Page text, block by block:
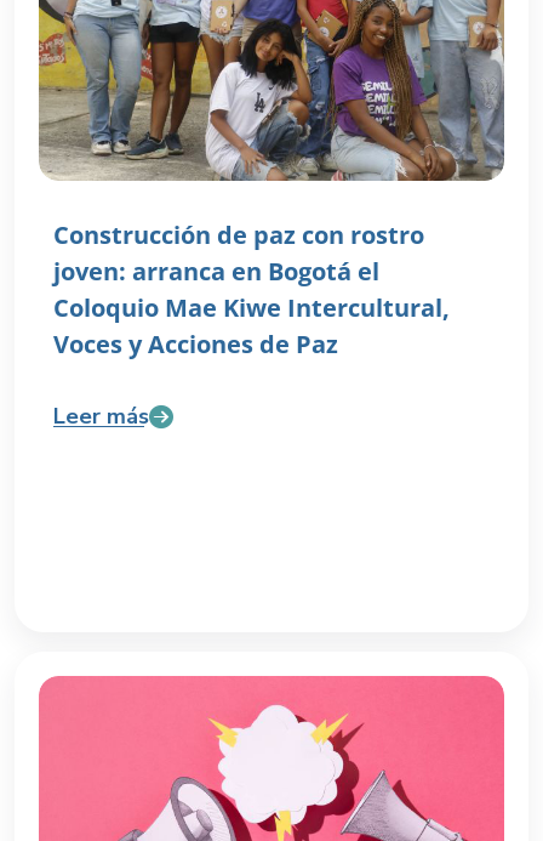
Construcción de paz con rostro
joven: arranca en Bogotá el
Coloquio Mae Kiwe Intercultural,
Voces y Acciones de Paz
Leer más